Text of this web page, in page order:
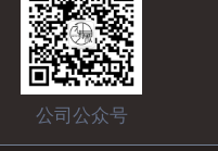
公司公众号